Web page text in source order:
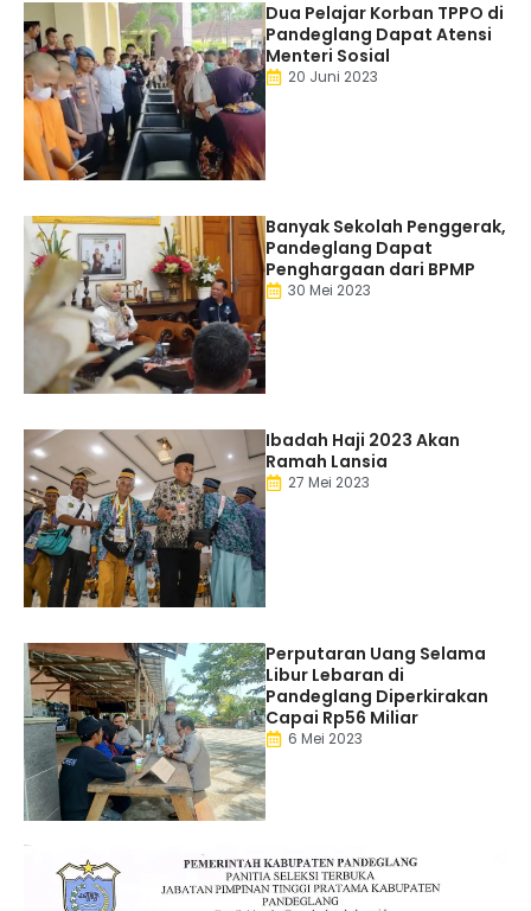
Dua Pelajar Korban TPPO di
Pandeglang Dapat Atensi
Menteri Sosial
20 Juni 2023
Banyak Sekolah Penggerak,
Pandeglang Dapat
Penghargaan dari BPMP
30 Mei 2023
Ibadah Haji 2023 Akan
Ramah Lansia
27 Mei 2023
Perputaran Uang Selama
Libur Lebaran di
Pandeglang Diperkirakan
Capai Rp56 Miliar
6 Mei 2023